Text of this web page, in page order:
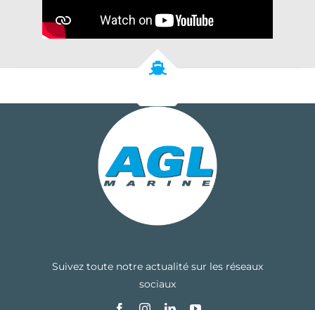
Suivez toute notre actualité sur les réseaux
sociaux